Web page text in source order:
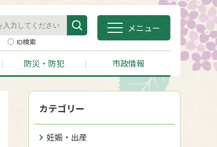
ID検索
メニュー
防災・防犯 市政情報
カテゴリー
妊娠・出産